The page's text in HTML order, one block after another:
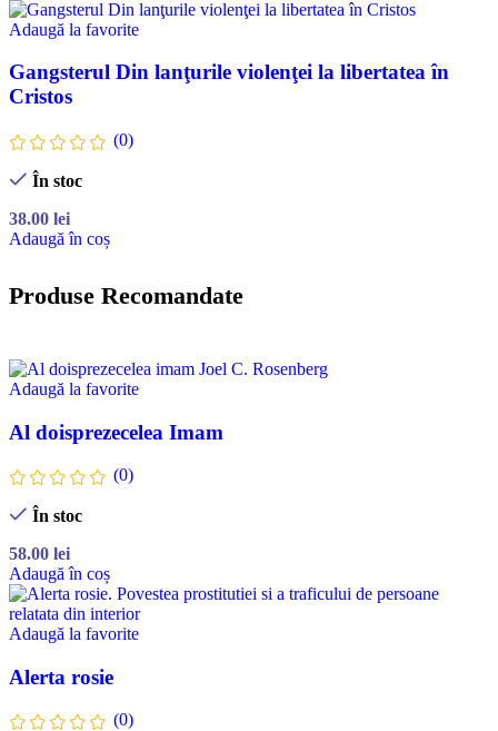
Adaugă la favorite
Gangsterul Din lanţurile violenţei la libertatea în
Cristos
(0)
În stoc
38.00 lei
Adaugă în coș
Produse Recomandate
Adaugă la favorite
Al doisprezecelea Imam
(0)
În stoc
58.00 lei
Adaugă în coș
Adaugă la favorite
Alerta rosie
(0)